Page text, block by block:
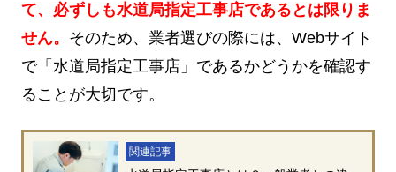
て、必ずしも水道局指定工事店であるとは限りま
せん。 そのため、業者選びの際には、Webサイト
で「水道局指定工事店」であるかどうかを確認す
ることが大切です。
関連記事